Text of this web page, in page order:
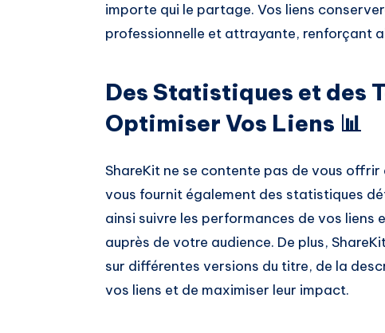
importe qui le partage. Vos liens
professionnelle et attrayante, renforçant
Des Statistiques et des
Optimiser Vos Liens 📊
ShareKit ne se contente pas de vous
vous fournit également des statistiques
ainsi suivre les performances de vos liens
auprès de votre audience. De plus,
sur différentes versions du titre, de la
vos liens et de maximiser leur impact.